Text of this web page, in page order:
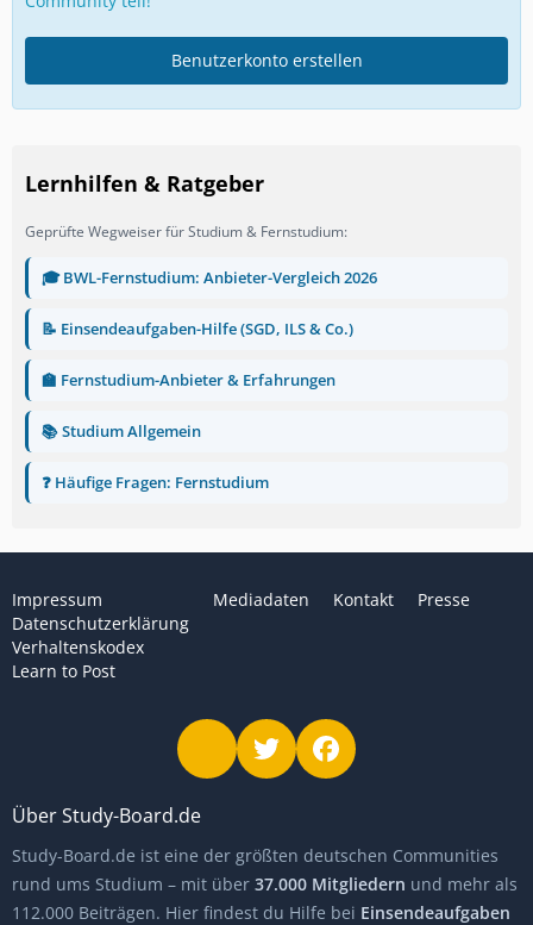
Benutzerkonto erstellen
Lernhilfen & Ratgeber
Geprüfte Wegweiser für Studium & Fernstudium:
🎓 BWL-Fernstudium: Anbieter-Vergleich 2026
📝 Einsendeaufgaben-Hilfe (SGD, ILS & Co.)
🏫 Fernstudium-Anbieter & Erfahrungen
📚 Studium Allgemein
❓ Häufige Fragen: Fernstudium
Impressum
Datenschutzerklärung
Verhaltenskodex
Learn to Post
Mediadaten Kontakt Presse
Über Study-Board.de
Study-Board.de ist eine der größten deutschen Communities
rund ums Studium – mit über 37.000 Mitgliedern und mehr als
112.000 Beiträgen. Hier findest du Hilfe bei Einsendeaufgaben